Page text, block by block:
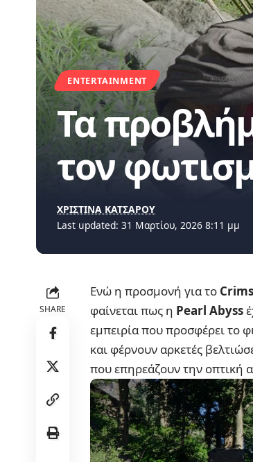
ENTERTAINMENT
Τα
τον
Last updated: 31 Μαρτίου, 2026 8:11 μμ
ΧΡΙΣΤΙΝΑ ΚΑΤΣΑΡΟΥ
SHARE
Ενώ η προσμονή για το
φαίνεται πως η Pearl Abyss
εμπειρία που προσφέρει το
και φέρνουν αρκετές
που επηρεάζουν την οπτική